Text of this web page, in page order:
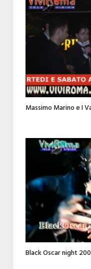
Massimo Marino e I
Black Oscar night